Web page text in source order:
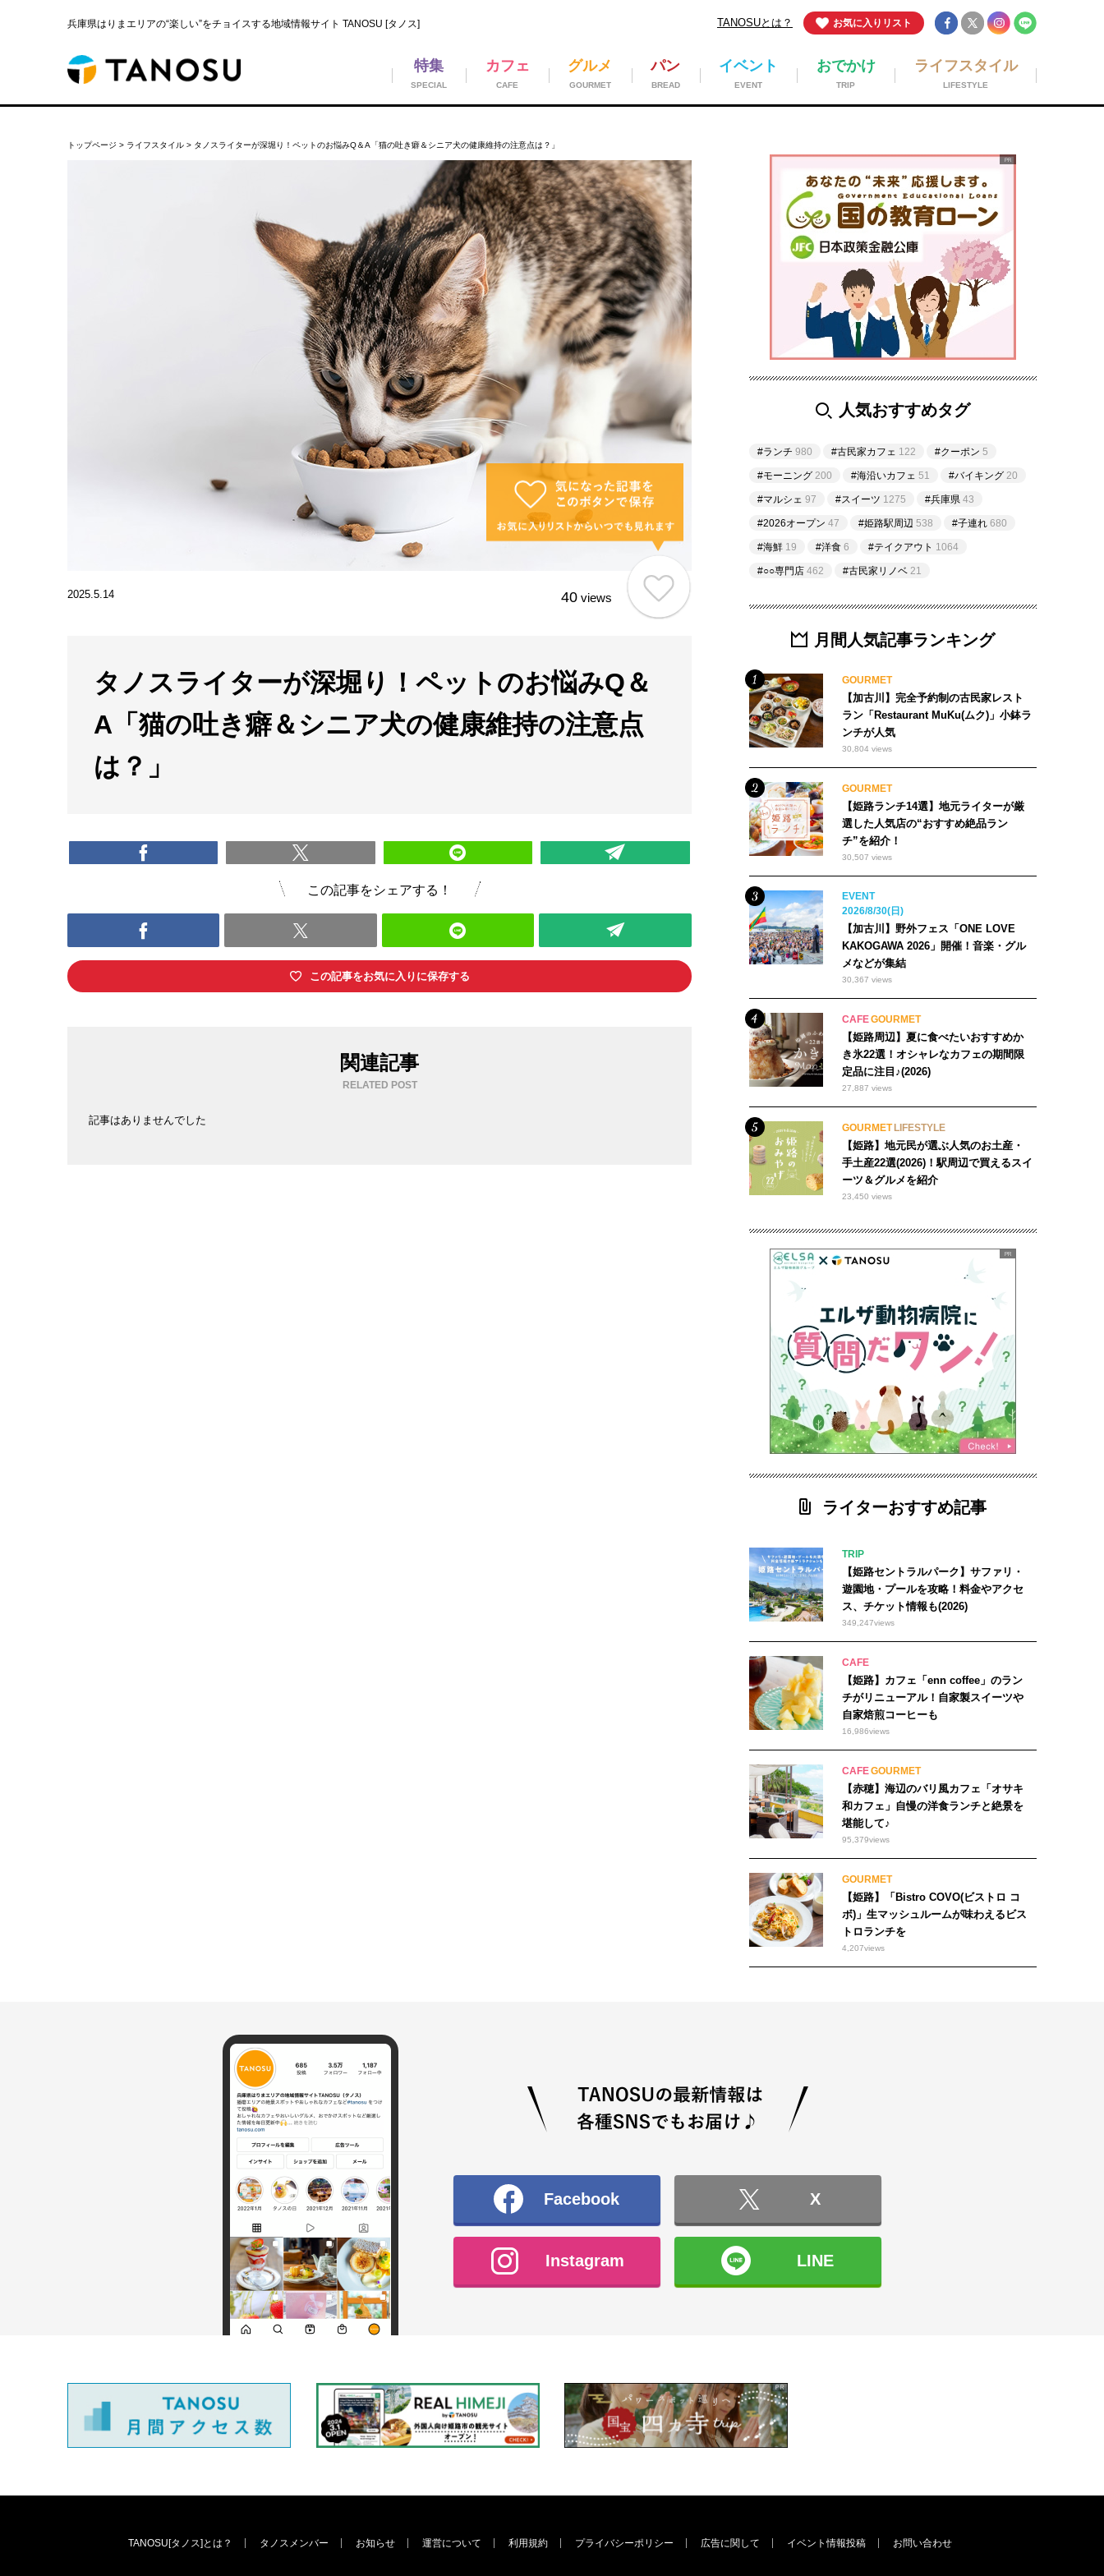
兵庫県はりまエリアの“楽しい”をチョイスする地域情報サイト TANOSU [タノス] お気に入りリスト
TANOSUとは？
ライフスタイル
LIFESTYLE
おでかけ
TRIP
イベント
EVENT
パン
BREAD
グルメ
GOURMET
カフェ
CAFE
特集
SPECIAL
トップページ > ライフスタイル > タノスライターが深堀り！ペットのお悩みQ＆A「猫の吐き癖＆シニア犬の健康維持の注意点は？」
2025.5.14 40views
タノスライターが深堀り！ペットのお悩みQ＆
A「猫の吐き癖＆シニア犬の健康維持の注意点
は？」
この記事をシェアする！
この記事をお気に入りに保存する
関連記事
RELATED POST
記事はありませんでした
人気おすすめタグ
#ランチ 980 #古民家カフェ 122 #クーポン 5
#モーニング 200 #海沿いカフェ 51 #バイキング 20
#マルシェ 97 #スイーツ 1275 #兵庫県 43
#2026オープン 47 #姫路駅周辺 538 #子連れ 680
#海鮮 19 #洋食 6 #テイクアウト 1064
#○○専門店 462 #古民家リノベ 21
月間人気記事ランキング
GOURMET
【加古川】完全予約制の古民家レスト
ラン「Restaurant MuKu(ムク)」小鉢ラ
ンチが人気
30,804 views
GOURMET
【姫路ランチ14選】地元ライターが厳
選した人気店の“おすすめ絶品ラン
チ”を紹介！
30,507 views
EVENT
2026/8/30(日)
【加古川】野外フェス「ONE LOVE
KAKOGAWA 2026」開催！音楽・グル
メなどが集結
30,367 views
CAFEGOURMET
【姫路周辺】夏に食べたいおすすめか
き氷22選！オシャレなカフェの期間限
定品に注目♪(2026)
27,887 views
GOURMET LIFESTYLE
【姫路】地元民が選ぶ人気のお土産・
手土産22選(2026)！駅周辺で買えるスイ
ーツ＆グルメを紹介
23,450 views
ライターおすすめ記事
TRIP
【姫路セントラルパーク】サファリ・
遊園地・プールを攻略！料金やアクセ
ス、チケット情報も(2026)
349,247views
CAFE
【姫路】カフェ「enn coffee」のラン
チがリニューアル！自家製スイーツや
自家焙煎コーヒーも
16,986views
CAFEGOURMET
【赤穂】海辺のバリ風カフェ「オサキ
和カフェ」自慢の洋食ランチと絶景を
堪能して♪
95,379views
GOURMET
【姫路】「Bistro COVO(ビストロ コ
ボ)」生マッシュルームが味わえるビス
トロランチを
4,207views
Facebook X
Instagram LINE
TANOSU[タノス]とは？ タノスメンバー お知らせ 運営について 利用規約 プライバシーポリシー 広告に関して イベント情報投稿 お問い合わせ